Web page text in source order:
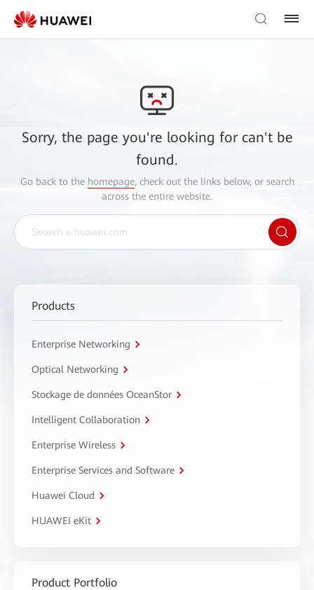
Sorry, the page you're looking for can't be
found.
Go back to the homepage, check out the links below, or search
across the entire website.
Products
Enterprise Networking
Optical Networking
Stockage de données OceanStor
Intelligent Collaboration
Enterprise Wireless
Enterprise Services and Software
Huawei Cloud
HUAWEI eKit
Product Portfolio